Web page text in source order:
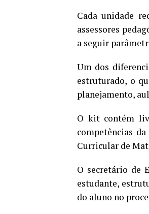
Cada unidade
assessores
a seguir
Um dos
estruturado, o
planejamento,
O kit contém
competências
Curricular de
O secretário de
estudante,
do aluno no